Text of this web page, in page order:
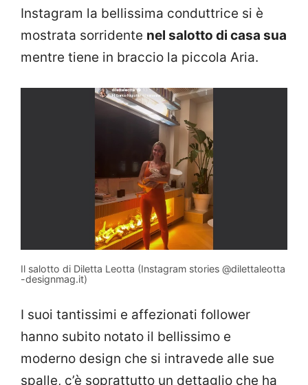
Instagram la bellissima conduttrice si è
mostrata sorridente nel salotto di casa sua
mentre tiene in braccio la piccola Aria.
Il salotto di Diletta Leotta (Instagram stories @dilettaleotta
-designmag.it)
I suoi tantissimi e affezionati follower
hanno subito notato il bellissimo e
moderno design che si intravede alle sue
spalle, c’è soprattutto un dettaglio che ha